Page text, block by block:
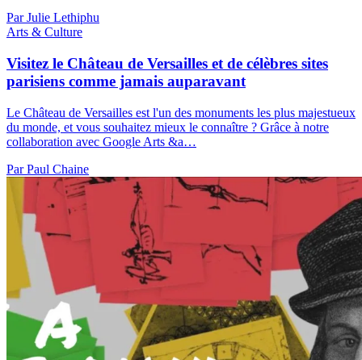
Par Julie Lethiphu
Arts & Culture
Visitez le Château de Versailles et de célèbres sites
parisiens comme jamais auparavant
Le Château de Versailles est l'un des monuments les plus majestueux
du monde, et vous souhaitez mieux le connaître ? Grâce à notre
collaboration avec Google Arts &a…
Par Paul Chaine